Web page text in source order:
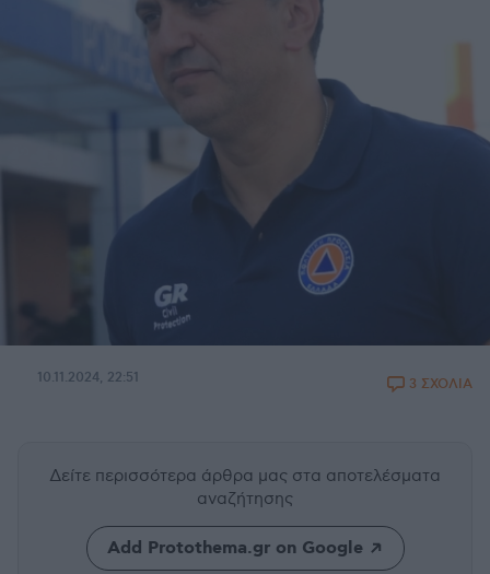
10.11.2024, 22:51 3 ΣΧΟΛΙΑ
Δείτε περισσότερα άρθρα μας στα αποτελέσματα
αναζήτησης
Add Protothema.gr on Google